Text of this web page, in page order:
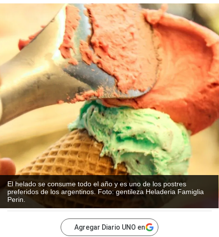
El helado se consume todo el año y es uno de los postres
preferidos de los argentinos. Foto: gentileza Heladeria Famiglia
Perin.
Agregar Diario UNO en